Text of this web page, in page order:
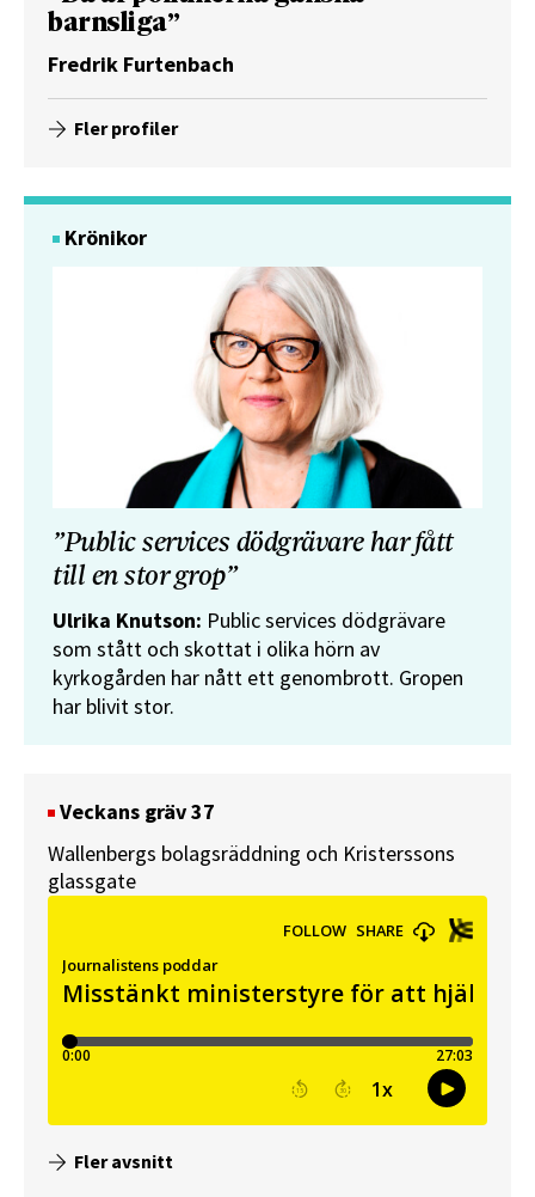
barnsliga”
Fredrik Furtenbach
Fler profiler
Krönikor
”Public services dödgrävare har fått
till en stor grop”
Ulrika Knutson: Public services dödgrävare
som stått och skottat i olika hörn av
kyrkogården har nått ett genombrott. Gropen
har blivit stor.
Veckans gräv 37
Wallenbergs bolagsräddning och Kristerssons
glassgate
Fler avsnitt